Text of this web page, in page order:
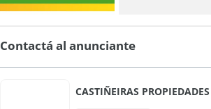
Contactá al anunciante
CASTIÑEIRAS PROPIEDADES